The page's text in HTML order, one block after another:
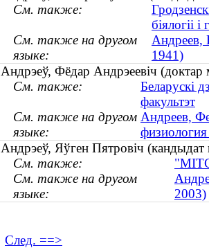
См. также:
біялогіі і
См. также на другом
языке:
Андреев,
1941)
Андрэеў, Фёдар Андрэеевіч (доктар
См. также:
Беларускі
факультэт
См. также на другом
языке:
Андреев,
Андрэеў, Яўген Пятровіч
См. также:
См. также на другом
языке:
2003)
След. ==>